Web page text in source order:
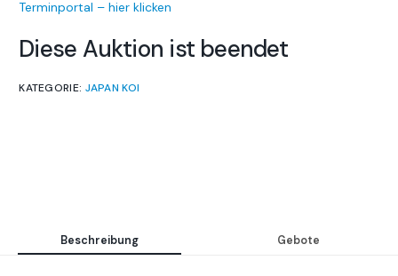
Terminportal – hier klicken
Diese Auktion ist beendet
KATEGORIE: JAPAN KOI
Beschreibung Gebote